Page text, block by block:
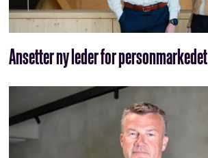
Ansetter ny leder for personmarkedet